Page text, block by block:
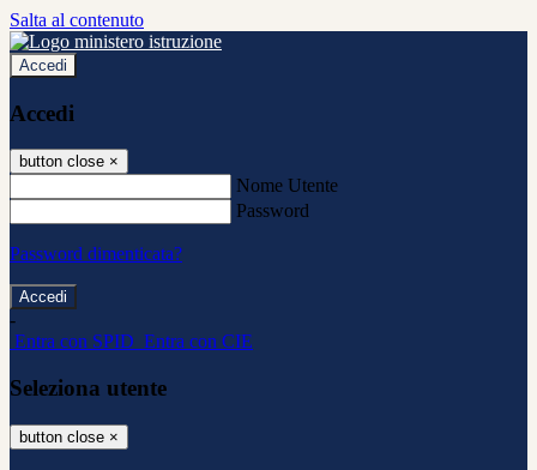
Salta al contenuto
Accedi
Accedi
button close ×
Nome Utente
Password
Password dimenticata?
-
Entra con SPID Entra con CIE
Seleziona utente
button close ×